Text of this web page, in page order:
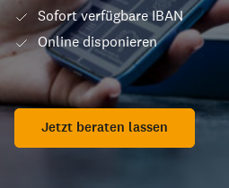
Sofort verfügbare IBAN
Online disponieren
Jetzt beraten lassen